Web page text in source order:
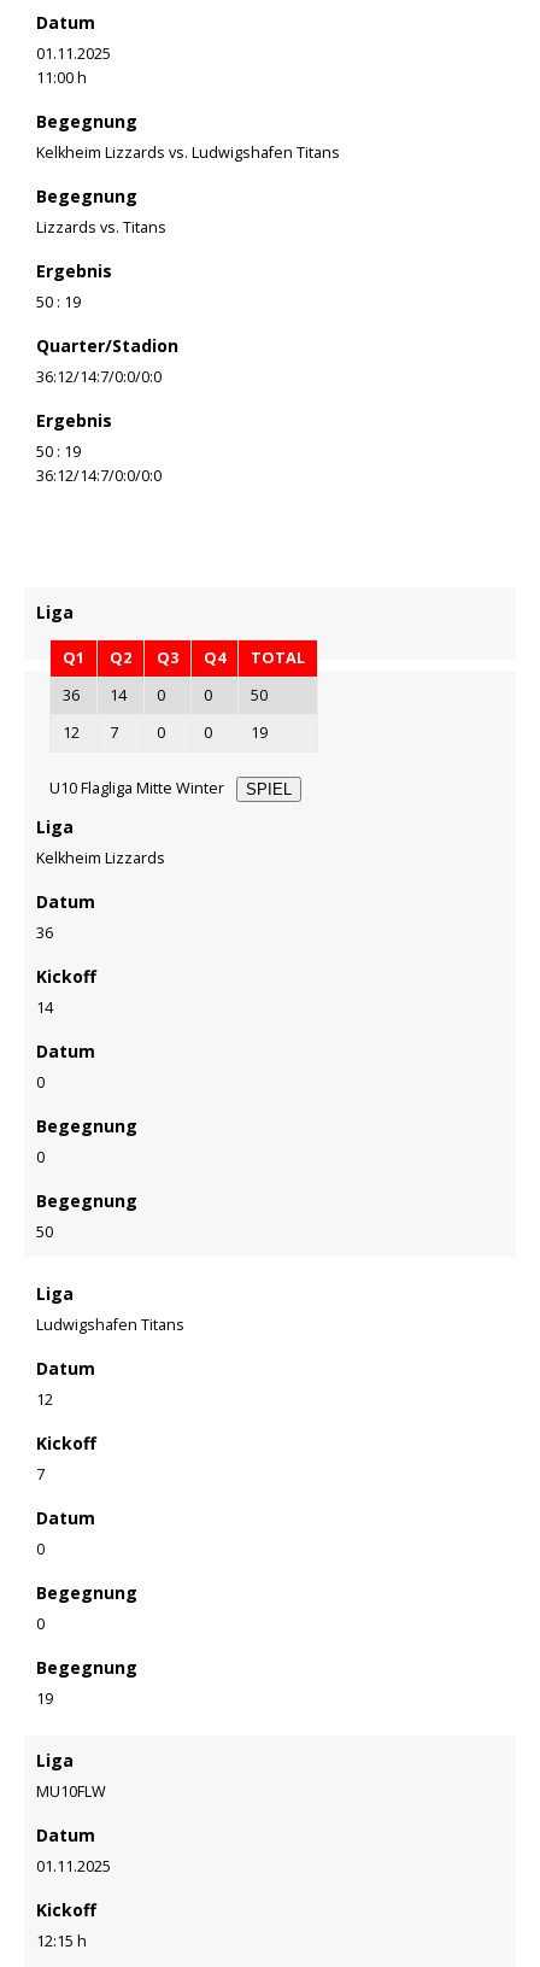
Datum
01.11.2025
11:00 h
Begegnung
Kelkheim Lizzards vs. Ludwigshafen Titans
Begegnung
Lizzards vs. Titans
Ergebnis
50 : 19
Quarter/Stadion
36:12/14:7/0:0/0:0
Ergebnis
50 : 19
36:12/14:7/0:0/0:0
Liga
Q1 Q2 Q3 Q4
TOTAL
36
14 0 0
50
12
7 0 0 19
U10 Flagliga Mitte Winter SPIEL
Liga
Kelkheim Lizzards
Datum
36
Kickoff
14
Datum
0
Begegnung
0
Begegnung
50
Liga
Ludwigshafen Titans
Datum
12
Kickoff
7
Datum
0
Begegnung
0
Begegnung
19
Liga
MU10FLW
Datum
01.11.2025
Kickoff
12:15 h